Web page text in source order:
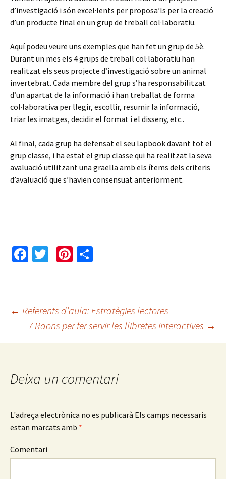
d’investigació i són excel·lents per proposa’ls per la creació
d’un producte final en un grup de treball col·laboratiu.
Aquí podeu veure uns exemples que han fet un grup de 5è.
Durant un mes els 4 grups de treball col·laboratiu han
realitzat els seus projecte d’investigació sobre un animal
invertebrat. Cada membre del grup s’ha responsabilitzat
d’un apartat de la informació i han treballat de forma
col·laborativa per llegir, escollir, resumir la informació,
triar les imatges, decidir el format i el disseny, etc..
Al final, cada grup ha defensat el seu lapbook davant tot el
grup classe, i ha estat el grup classe qui ha realitzat la seva
avaluació utilitzant una graella amb els ítems dels criteris
d’avaluació que s’havien consensuat anteriorment.
Fa
o
o
k
T
er
Pi
es
t
p
ar
te
Navegació
pels
← Referents d’aula: Estratègies lectores
7 Raons per fer servir les llibretes interactives →
Deixa un comentari
L'adreça electrònica no es publicarà Els camps necessaris
estan marcats amb *
Comentari